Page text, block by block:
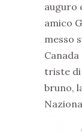
auguro
amico
messo
triste di
bruno,